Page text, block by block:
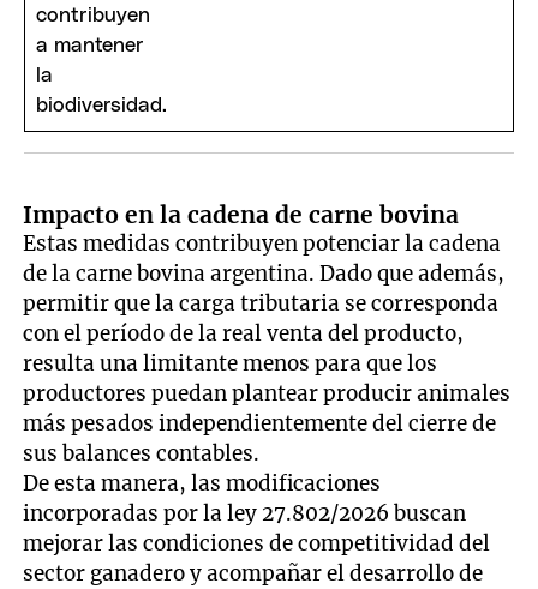
Impacto en la cadena de carne bovina
Estas medidas contribuyen potenciar la cadena
de la carne bovina argentina. Dado que además,
permitir que la carga tributaria se corresponda
con el período de la real venta del producto,
resulta una limitante menos para que los
productores puedan plantear producir animales
más pesados independientemente del cierre de
sus balances contables.
De esta manera, las modificaciones
incorporadas por la ley 27.802/2026 buscan
mejorar las condiciones de competitividad del
sector ganadero y acompañar el desarrollo de